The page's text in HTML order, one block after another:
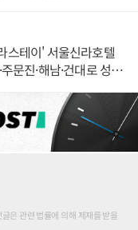
스테이' 서울신라호텔
문진·해남·건대로 성
은 관련 법률에 의해 제재를 받을